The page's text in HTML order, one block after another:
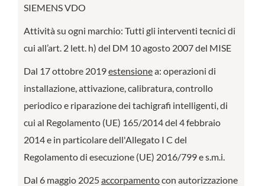
SIEMENS VDO
Attività su ogni marchio: Tutti gli interventi tecnici di
cui all’art. 2 lett. h) del DM 10 agosto 2007 del MISE
Dal 17 ottobre 2019estensionea: operazioni di
installazione, attivazione, calibratura, controllo
periodico e riparazione dei tachigrafi intelligenti, di
cui al Regolamento (UE) 165/2014 del 4 febbraio
2014 e in particolare dell'Allegato I C del
Regolamento di esecuzione (UE) 2016/799 e s.m.i.
Dal 6 maggio 2025accorpamentocon autorizzazione